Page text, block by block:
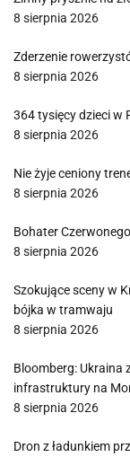
8 sierpnia 2026
Zderzenie
8 sierpnia 2026
364 tysięcy dzieci w
8 sierpnia 2026
Nie żyje ceniony
8 sierpnia 2026
Bohater
8 sierpnia 2026
Szokujące sceny w
bójka w tramwaju
8 sierpnia 2026
Bloomberg: Ukraina
infrastruktury na
8 sierpnia 2026
Dron z ładunkiem